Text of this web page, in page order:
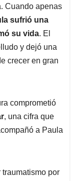
Cuando apenas
sufrió una
su vida. El
y dejó una
crecer en gran
comprometió
, una cifra que
a Paula
por